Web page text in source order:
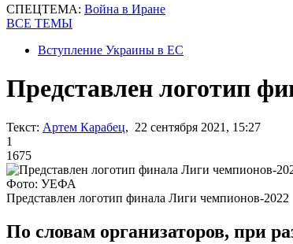
СПЕЦТЕМА: Война в Иране
ВСЕ ТЕМЫ
Вступление Украины в ЕС
Представлен логотип
Текст: Артем Карабец, 22 сентября 2021, 15:27
1
1675
Фото: УЕФА
Представлен логотип финала Лиги чемпионов-2022
По словам организаторов, при